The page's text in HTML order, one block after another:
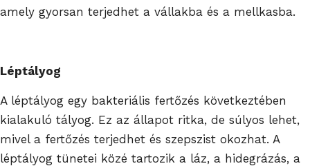
amely gyorsan terjedhet a vállakba és a mellkasba.
Léptályog
A léptályog egy bakteriális fertőzés következtében
kialakuló tályog. Ez az állapot ritka, de súlyos lehet,
mivel a fertőzés terjedhet és szepszist okozhat. A
léptályog tünetei közé tartozik a láz, a hidegrázás, a